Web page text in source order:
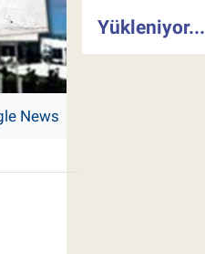
Yükleniyor...